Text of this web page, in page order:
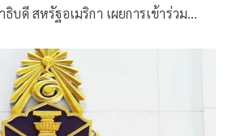
บดี สหรัฐอเมริกา เผยการเข้าร่วม…